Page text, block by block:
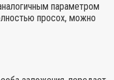
параметром
просох, можно